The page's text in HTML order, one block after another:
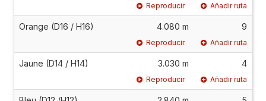
Reproducir Añadir ruta
Orange (D16 / H16) 4.080 m 9
Reproducir Añadir ruta
Jaune (D14 / H14) 3.030 m 4
Reproducir Añadir ruta